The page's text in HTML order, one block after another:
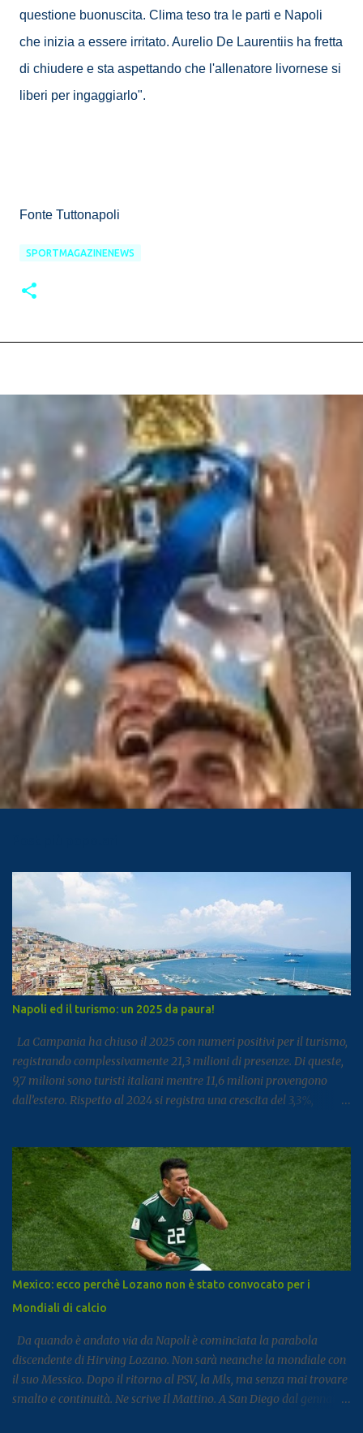
questione buonuscita. Clima teso tra le parti e Napoli
che inizia a essere irritato. Aurelio De Laurentiis ha fretta
di chiudere e sta aspettando che l'allenatore livornese si
liberi per ingaggiarlo".
Fonte Tuttonapoli
SPORTMAGAZINENEWS
Napoli ed il turismo: un 2025 da paura!
La Campania ha chiuso il 2025 con numeri positivi per il turismo,
registrando complessivamente 21,3 milioni di presenze. Di queste,
9,7 milioni sono turisti italiani mentre 11,6 milioni provengono
dall’estero. Rispetto al 2024 si registra una crescita del 3,3%,
dedicato al turismo, pubblicato come di consueto con alcuni mesi
di ritardo ma utile per fotografare l’andamento complessivo del
comparto nella regione. Napoli e Sorrento trainano il settore: Tra
le principali destinazioni spicca Napoli, che con 3,8 milioni di
presenze si posiziona al dodicesimo posto tra le mete turistiche
italiane, risultando la città con il miglior risultato nel
Mezzogiorno. Subito dopo si colloca Sorrento, che ha registrato 2,8
milioni di presenze e continua a distinguersi anche per alcuni dati
particolari. Circa il 90% dei visitatori della località costiera
proviene infatt...
Mexico: ecco perchè Lozano non è stato convocato per i
Mondiali di calcio
Da quando è andato via da Napoli è cominciata la parabola
discendente di Hirving Lozano. Non sarà neanche la mondiale con
il suo Messico. Dopo il ritorno al PSV, la Mls, ma senza mai trovare
smalto e continuità. Ne scrive Il Mattino. A San Diego dal gennaio